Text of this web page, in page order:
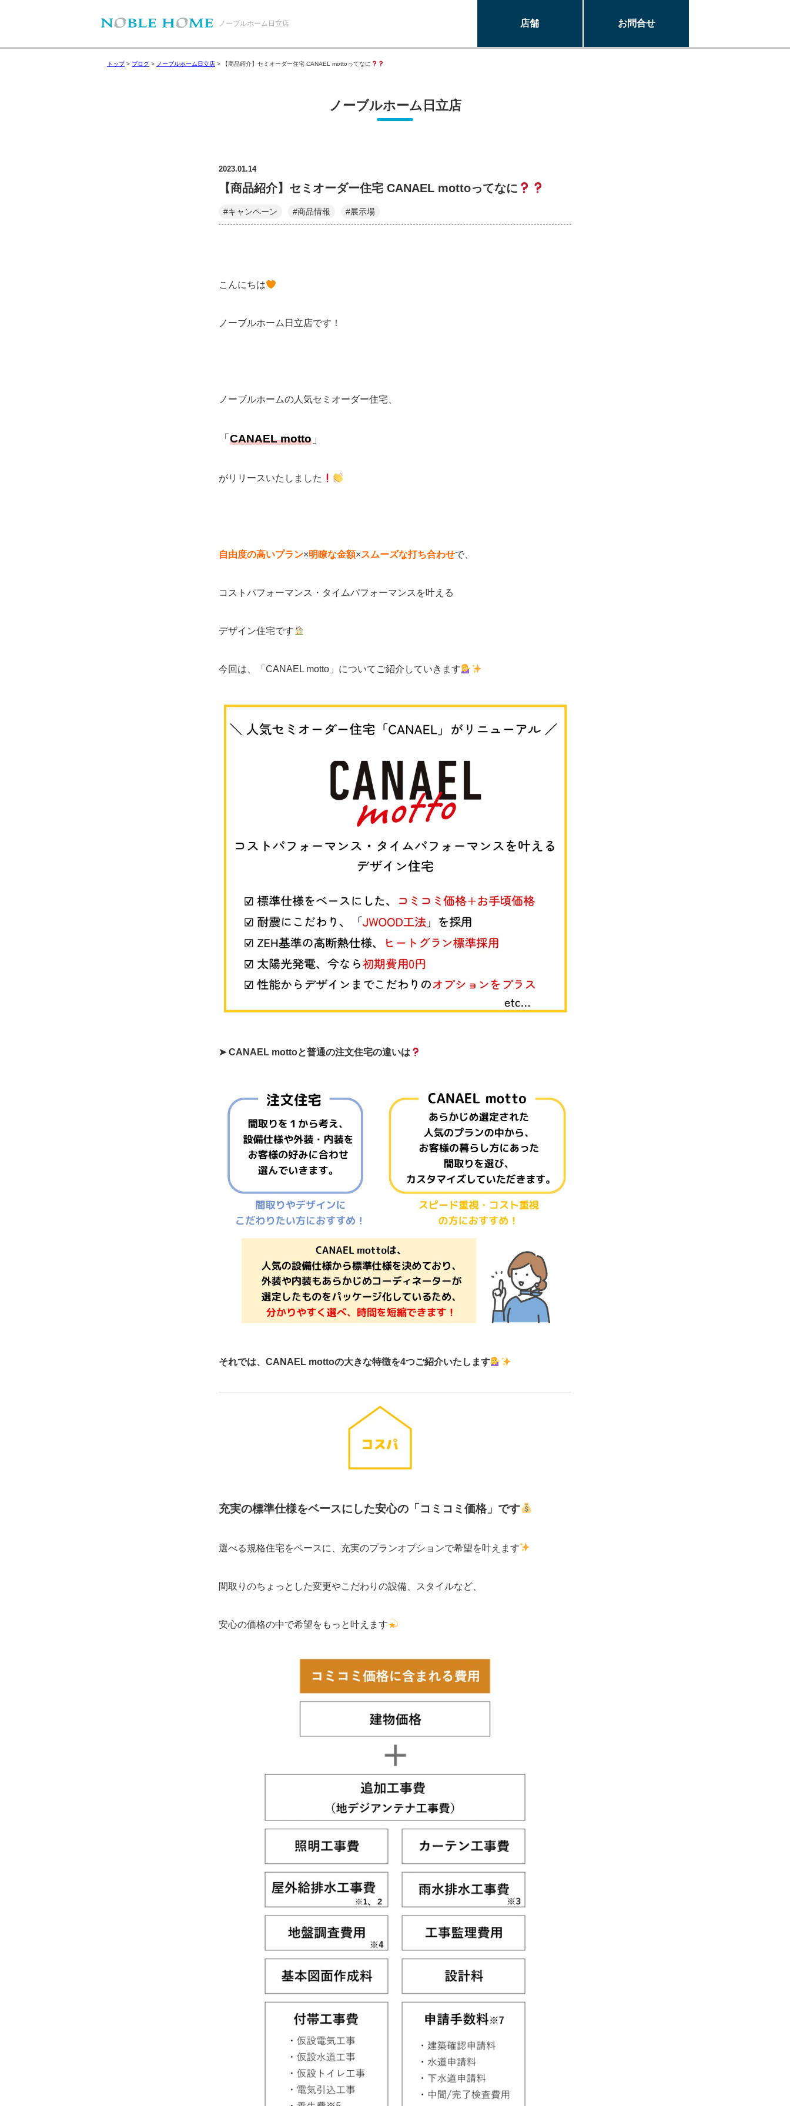
ノーブルホーム日立店 店舗 お問合せ
トップ> ブログ > ノーブルホーム日立店 > 【商品紹介】セミオーダー住宅 CANAEL mottoってなに
ノーブルホーム日立店
2023.01.14
【商品紹介】セミオーダー住宅 CANAEL mottoってなに
#キャンペーン #商品情報 #展示場
こんにちは
ノーブルホーム日立店です！
ノーブルホームの人気セミオーダー住宅、
「 CANAEL motto 」
がリリースいたしました
自由度の高いプラン×明瞭な金額×スムーズな打ち合わせで、
コストパフォーマンス・タイムパフォーマンスを叶える
デザイン住宅です
今回は、「CANAEL motto」についてご紹介していきます
➤ CANAEL mottoと普通の注文住宅の違いは
それでは、CANAEL mottoの大きな特徴を4つご紹介いたします
充実の標準仕様をベースにした安心の「コミコミ価格」です
選べる規格住宅をベースに、充実のプランオプションで希望を叶えます
間取りのちょっとした変更やこだわりの設備、スタイルなど、
安心の価格の中で希望をもっと叶えます